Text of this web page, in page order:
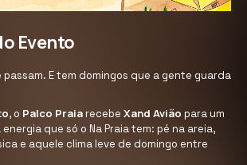
Evento
passam. E tem domingos que a gente guarda
, o Palco Praia recebe Xand Avião para um
que só o Na Praia tem: pé na areia,
e aquele clima leve de domingo entre